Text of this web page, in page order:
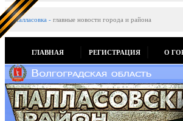
Палласовка - главные новости города и района
ГЛАВНАЯ РЕГИСТРАЦИЯ О